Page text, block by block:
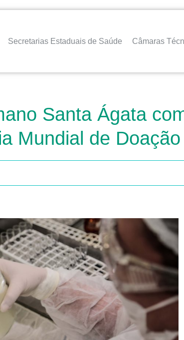
Secretarias Estaduais de Saúde Câmaras
Santa Ágata
Mundial de